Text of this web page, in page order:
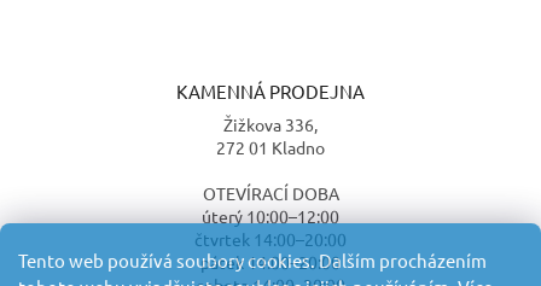
Tento web používá soubory cookies. Dalším procházením
KAMENNÁ PRODEJNA
Žižkova 336,
272 01 Kladno
OTEVÍRACÍ DOBA
úterý 10:00–12:00
čtvrtek 14:00–20:00
pátek 14:00–20:00